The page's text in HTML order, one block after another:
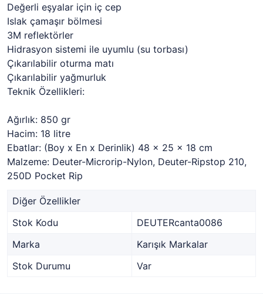
Değerli eşyalar için iç cep
Islak çamaşır bölmesi
3M reflektörler
Hidrasyon sistemi ile uyumlu (su torbası)
Çıkarılabilir oturma matı
Çıkarılabilir yağmurluk
Teknik Özellikleri:
Ağırlık: 850 gr
Hacim: 18 litre
Ebatlar: (Boy x En x Derinlik) 48 x 25 x 18 cm
Malzeme: Deuter-Microrip-Nylon, Deuter-Ripstop 210,
250D Pocket Rip
Diğer Özellikler
Stok Kodu
DEUTERcanta0086
Marka
Karışık Markalar
Stok Durumu
Var